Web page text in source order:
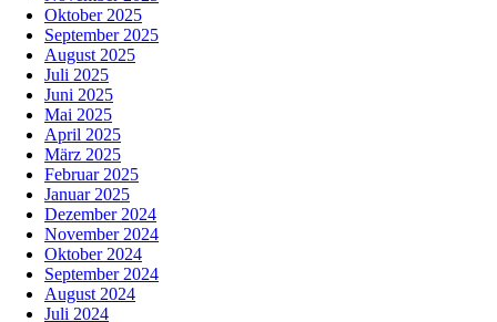
Oktober 2025
September 2025
August 2025
Juli 2025
Juni 2025
Mai 2025
April 2025
März 2025
Februar 2025
Januar 2025
Dezember 2024
November 2024
Oktober 2024
September 2024
August 2024
Juli 2024